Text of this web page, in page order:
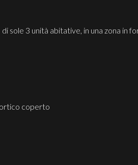
sole 3 unità abitative, in una zona
coperto